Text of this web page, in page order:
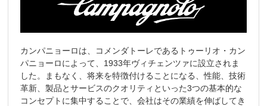
カンパニョーロは、コメンダトーレであるトゥーリオ・カン
パニョーロによって、1933年ヴィチェンツァに設立されま
した。まもなく、将来を特徴付けることになる、性能、技術
革新、製品とサービスのクオリティといった3つの基本的な
コンセプトに集中することで、会社はその業績を伸ばしてき